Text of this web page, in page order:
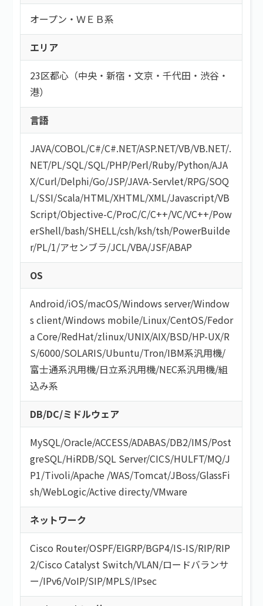
オープン・ＷＥＢ系
エリア
23区都心（中央・新宿・文京・千代田・渋谷・
港）
言語
JAVA/COBOL/C#/C#.NET/ASP.NET/VB/VB.NET/.
NET/PL/SQL/SQL/PHP/Perl/Ruby/Python/AJA
X/Curl/Delphi/Go/JSP/JAVA-Servlet/RPG/SOQ
L/SSI/Scala/HTML/XHTML/XML/Javascript/VB
Script/Objective-C/ProC/C/C++/VC/VC++/Pow
erShell/bash/SHELL/csh/ksh/tsh/PowerBuilde
r/PL/1/アセンブラ/JCL/VBA/JSF/ABAP
OS
Android/iOS/macOS/Windows server/Window
s client/Windows mobile/Linux/CentOS/Fedor
a Core/RedHat/zlinux/UNIX/AIX/BSD/HP-UX/R
S/6000/SOLARIS/Ubuntu/Tron/IBM系汎用機/
富士通系汎用機/日立系汎用機/NEC系汎用機/組
込み系
DB/DC/ミドルウェア
MySQL/Oracle/ACCESS/ADABAS/DB2/IMS/Post
greSQL/HiRDB/SQL Server/CICS/HULFT/MQ/J
P1/Tivoli/Apache /WAS/Tomcat/JBoss/GlassFi
sh/WebLogic/Active directy/VMware
ネットワーク
Cisco Router/OSPF/EIGRP/BGP4/IS-IS/RIP/RIP
2/Cisco Catalyst Switch/VLAN/ロードバランサ
ー/IPv6/VoIP/SIP/MPLS/IPsec